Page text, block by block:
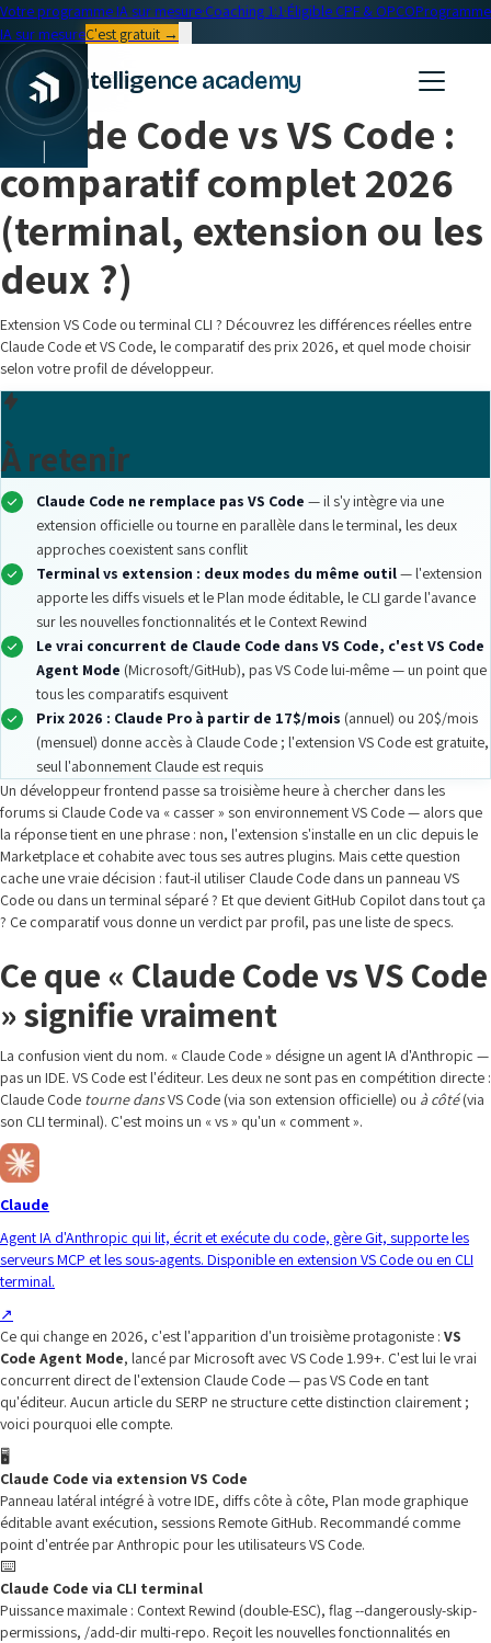
|
Votre programme IA sur mesure·Coaching 1:1·Éligible CPF & OPCOProgramme
IA sur mesureC'est gratuit →
intelligence academy
← Blog
Outils IA•15 min read
Claude Code vs VS Code :
comparatif complet 2026
(terminal, extension ou les
deux ?)
Extension VS Code ou terminal CLI ? Découvrez les différences réelles entre
Claude Code et VS Code, le comparatif des prix 2026, et quel mode choisir
selon votre profil de développeur.
À retenir
Claude Code ne remplace pas VS Code — il s'y intègre via une
extension officielle ou tourne en parallèle dans le terminal, les deux
approches coexistent sans conflit
Terminal vs extension : deux modes du même outil— l'extension
apporte les diffs visuels et le Plan mode éditable, le CLI garde l'avance
sur les nouvelles fonctionnalités et le Context Rewind
Le vrai concurrent de Claude Code dans VS Code, c'est VS Code
Agent Mode (Microsoft/GitHub), pas VS Code lui-même — un point que
tous les comparatifs esquivent
Prix 2026 : Claude Pro à partir de 17$/mois (annuel) ou 20$/mois
(mensuel) donne accès à Claude Code ; l'extension VS Code est gratuite,
seul l'abonnement Claude est requis
Un développeur frontend passe sa troisième heure à chercher dans les
forums si Claude Code va « casser » son environnement VS Code — alors que
la réponse tient en une phrase : non, l'extension s'installe en un clic depuis le
Marketplace et cohabite avec tous ses autres plugins. Mais cette question
cache une vraie décision : faut-il utiliser Claude Code dans un panneau VS
Code ou dans un terminal séparé ? Et que devient GitHub Copilot dans tout ça
? Ce comparatif vous donne un verdict par profil, pas une liste de specs.
Ce que « Claude Code vs VS Code
» signifie vraiment
La confusion vient du nom. « Claude Code » désigne un agent IA d'Anthropic —
pas un IDE. VS Code est l'éditeur. Les deux ne sont pas en compétition directe :
Claude Code tourne dansVS Code (via son extension officielle) ou à côté(via
son CLI terminal). C'est moins un « vs » qu'un « comment ».
Claude
Agent IA d'Anthropic qui lit, écrit et exécute du code, gère Git, supporte les
serveurs MCP et les sous-agents. Disponible en extension VS Code ou en CLI
terminal.
↗
Ce qui change en 2026, c'est l'apparition d'un troisième protagoniste : VS
Code Agent Mode, lancé par Microsoft avec VS Code 1.99+. C'est lui le vrai
concurrent direct de l'extension Claude Code — pas VS Code en tant
qu'éditeur. Aucun article du SERP ne structure cette distinction clairement ;
voici pourquoi elle compte.
🖥️
Claude Code via extension VS Code
Panneau latéral intégré à votre IDE, diffs côte à côte, Plan mode graphique
éditable avant exécution, sessions Remote GitHub. Recommandé comme
point d'entrée par Anthropic pour les utilisateurs VS Code.
⌨️
Claude Code via CLI terminal
Puissance maximale : Context Rewind (double-ESC), flag --dangerously-skip-
permissions, /add-dir multi-repo. Reçoit les nouvelles fonctionnalités en